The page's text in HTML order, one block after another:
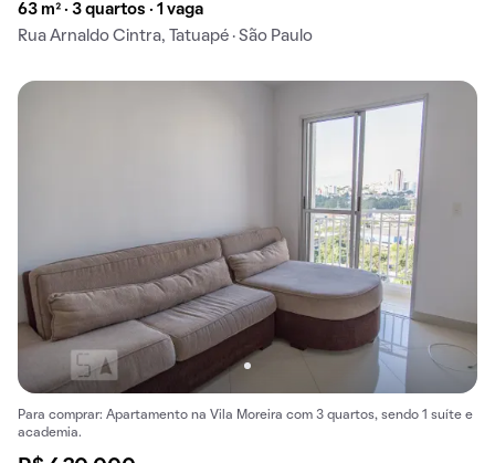
63 m² · 3 quartos · 1 vaga
Rua Arnaldo Cintra, Tatuapé · São Paulo
Para comprar: Apartamento na Vila Moreira com 3 quartos, sendo 1 suíte e
academia.